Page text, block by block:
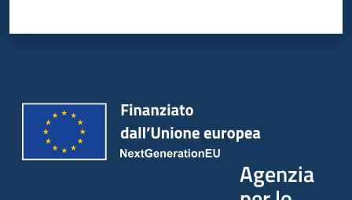
Agenzia